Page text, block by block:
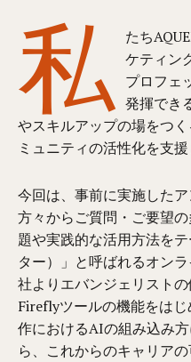
私
たち
ケティン
プロフェ
発揮でき
やスキルアップの場をつ
ミュニティの活性化を支援
今回は、事前に実施した
方々からご質問・ご要望
題や実践的な活用方法を
ター）」と呼ばれるオン
社よりエバンジェリスト
Fireflyツールの機能をは
作におけるAIの組み込み
ら、これからのキャリア